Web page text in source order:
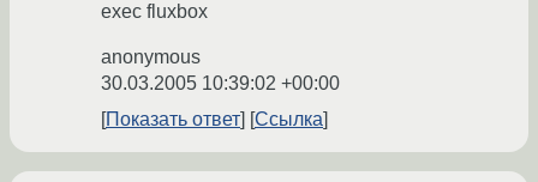
exec fluxbox
anonymous
30.03.2005 10:39:02 +00:00
Показать ответ
Ссылка